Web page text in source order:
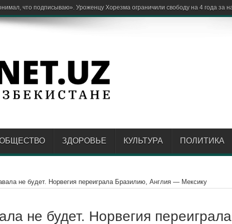
способ заработать: как бизнесу зап
ЗДОРОВЬЕ КУЛЬТУРА ПОЛИТИКА
не будет. Норвегия переиграла Бразилию, Англия — Мексику
не будет. Норвегия переиграла